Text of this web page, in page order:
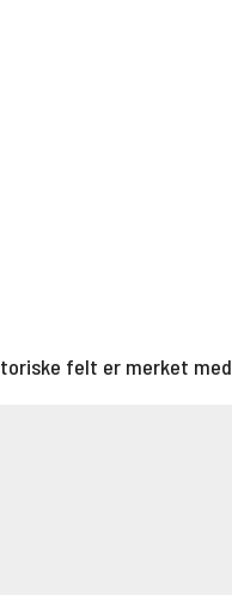
felt er merket med